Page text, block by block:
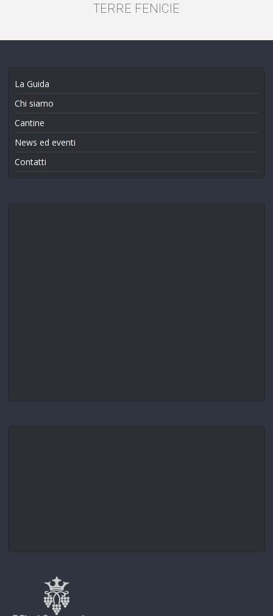
TERRE FENICIE
La Guida
Chi siamo
Cantine
News ed eventi
Contatti